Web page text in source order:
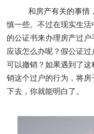
和房产有关的事情，
慎一些。不过在现实生
的公证书来办理房产过
应该怎么办呢？假公证
可以撤销？如果遇到了
销这个过户的行为，将
下去，你就能明白了。